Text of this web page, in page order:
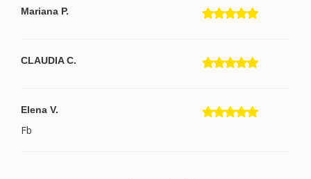
Mariana P.
CLAUDIA C.
Elena V.
Fb